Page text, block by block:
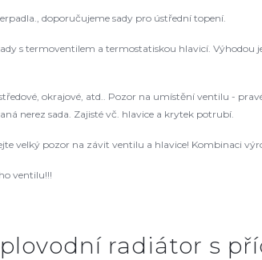
doporučujeme sady pro ústřední topení.
s termoventilem a termostatiskou hlavicí. Výhodou
okrajové, atd.. Pozor na umístění ventilu -
nerez sada. Zajisté vč. hlavice a krytek potrubí.
velký pozor na závit ventilu a hlavice! Kombinaci
ventilu!!!
radiátor s